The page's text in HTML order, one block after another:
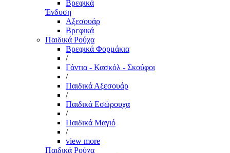
Βρεφικά
Ένδυση
Αξεσουάρ
Βρεφικά
Παιδικά Ρούχα
Βρεφικά Φορμάκια
/
Γάντια - Κασκόλ - Σκούφοι
/
Παιδικά Αξεσουάρ
/
Παιδικά Εσώρουχα
/
Παιδικά Μαγιό
/
view more
Παιδικά Ρούχα